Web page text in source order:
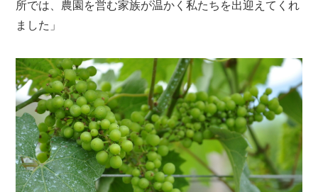
所では、農園を営む家族が温かく私たちを出迎えてくれ
ました」